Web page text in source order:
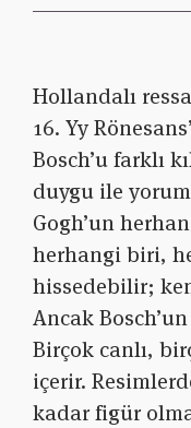
Hollandalı
16. Yy
Bosch’u farklı
duygu ile
Gogh’un
herhangi biri,
hissedebilir;
Ancak
Birçok canlı,
içerir.
kadar figür